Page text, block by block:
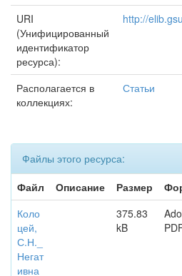
URI
(Унифицированный
идентификатор
ресурса):
http://
Располагается в
коллекциях:
Статьи
Файлы этого ресурса:
Файл
Описание Размер
Коло
цей,
С.Н._
Негат
ивна
375.83
kB